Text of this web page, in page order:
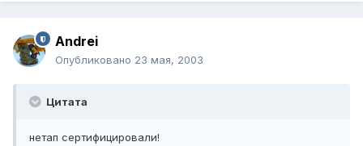
Andrei
Опубликовано 23 мая, 2003
Цитата
нетап сертифицировали!